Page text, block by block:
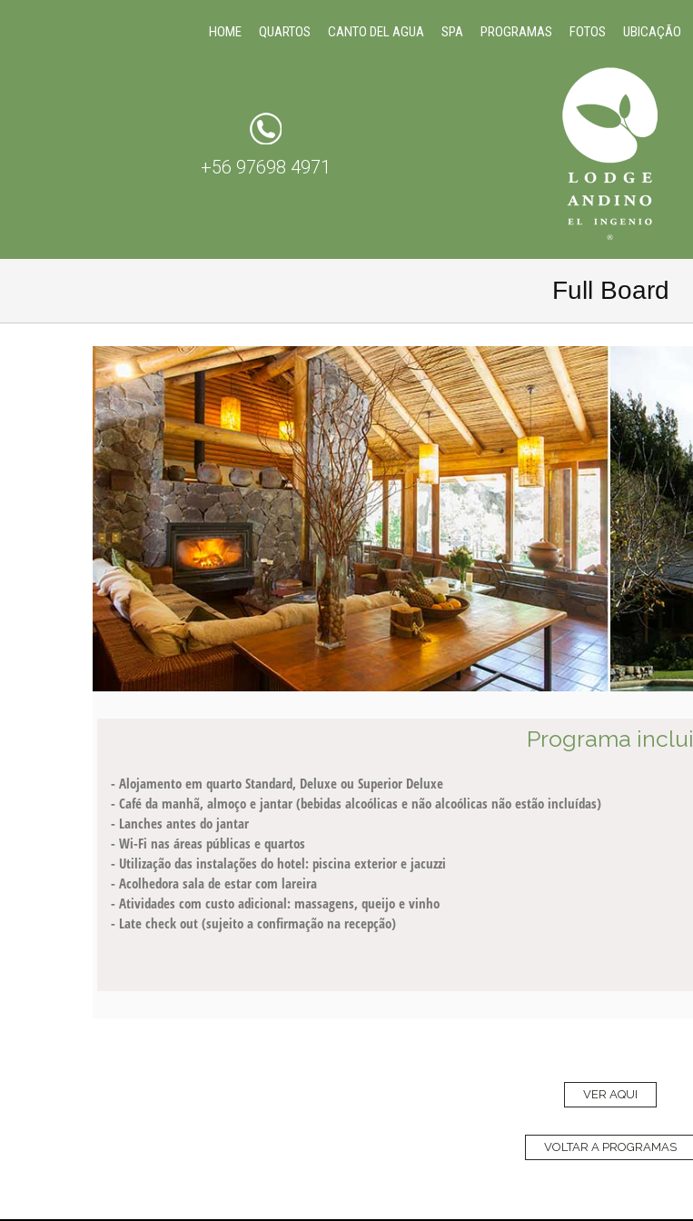
HOME QUARTOS CANTO DEL AGUA SPA PROGRAMAS FOTOS UBICAÇÃO
+56 97698 4971
Full Board
Programa inclui
- Alojamento em quarto Standard, Deluxe ou Superior Deluxe
- Café da manhã, almoço e jantar (bebidas alcoólicas e não alcoólicas não estão incluídas)
- Lanches antes do jantar
- Wi-Fi nas áreas públicas e quartos
- Utilização das instalações do hotel: piscina exterior e jacuzzi
- Acolhedora sala de estar com lareira
- Atividades com custo adicional: massagens, queijo e vinho
- Late check out (sujeito a confirmação na recepção)
VER AQUI
VOLTAR A PROGRAMAS